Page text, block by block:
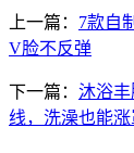
上一篇： 7款自
V脸不反弹
下一篇： 沐浴
线，洗澡也能